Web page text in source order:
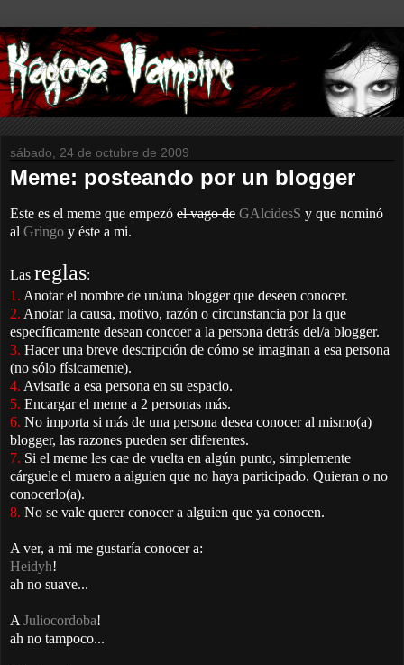
sábado, 24 de octubre de 2009
Meme: posteando por un blogger
Este es el meme que empezó el vago de GAlcidesS y que nominó
al Gringo y éste a mi.
Las reglas:
1. Anotar el nombre de un/una blogger que deseen conocer.
2. Anotar la causa, motivo, razón o circunstancia por la que
específicamente desean concoer a la persona detrás del/a blogger.
3. Hacer una breve descripción de cómo se imaginan a esa persona
(no sólo físicamente).
4. Avisarle a esa persona en su espacio.
5. Encargar el meme a 2 personas más.
6. No importa si más de una persona desea conocer al mismo(a)
blogger, las razones pueden ser diferentes.
7. Si el meme les cae de vuelta en algún punto, simplemente
cárguele el muero a alguien que no haya participado. Quieran o no
conocerlo(a).
8. No se vale querer conocer a alguien que ya conocen.
A ver, a mi me gustaría conocer a:
Heidyh!
ah no suave...
A Juliocordoba!
ah no tampoco...